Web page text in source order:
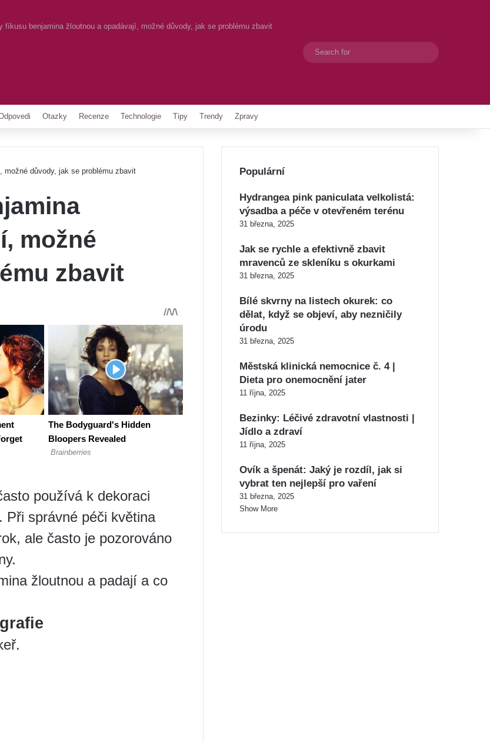
fíkusu benjamina žloutnou a opadávají, možné důvody, jak se problému zbavit
Switch skin
Otazky Recenze Technologie Tipy Trendy Zpravy
důvody, jak se problému zbavit
možné
zbavit
používá k dekoraci
Při správné péči květina
ale často je pozorováno
žloutnou a padají a co
Populární
Hydrangea pink paniculata velkolistá:
výsadba a péče v otevřeném terénu
31 března, 2025
Jak se rychle a efektivně zbavit
mravenců ze skleníku s okurkami
31 března, 2025
Bílé skvrny na listech okurek: co
dělat, když se objeví, aby nezničily
úrodu
31 března, 2025
Městská klinická nemocnice č. 4 |
Dieta pro onemocnění jater
11 října, 2025
Bezinky: Léčivé zdravotní vlastnosti |
Jídlo a zdraví
11 října, 2025
Ovík a špenát: Jaký je rozdíl, jak si
vybrat ten nejlepší pro vaření
31 března, 2025
Show More